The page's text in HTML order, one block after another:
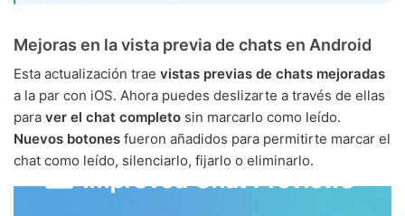
Mejoras en la vista previa de chats en Android
Esta actualización trae vistas previas de chats mejoradas
a la par con iOS. Ahora puedes deslizarte a través de ellas
para ver el chat completo sin marcarlo como leído.
Nuevos botones fueron añadidos para permitirte marcar el
chat como leído, silenciarlo, fijarlo o eliminarlo.